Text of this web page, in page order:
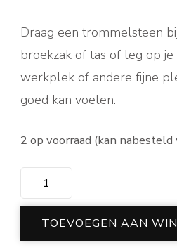
Draag een trommelsteen
broekzak of tas of leg op je
werkplek of andere fijne
goed kan voelen.
2 op voorraad (kan nabesteld
Granaat
aantal
TOEVOEGEN AAN